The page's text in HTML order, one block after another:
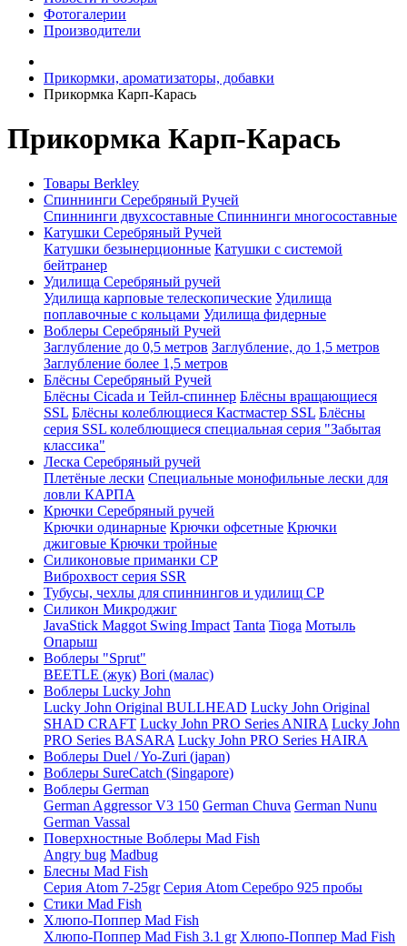
Фотогалерии
Производители
Прикормки, ароматизаторы, добавки
Прикормка Карп-Карась
Прикормка Карп-Карась
Товары Berkley
Спиннинги Серебряный Ручей
Спиннинги двухсоставные Спиннинги многосоставные
Катушки Серебряный Ручей
Катушки безынерционные Катушки с системой
бейтранер
Удилища Серебряный ручей
Удилища карповые телескопические Удилища
поплавочные с кольцами Удилища фидерные
Воблеры Серебряный Ручей
Заглубление до 0,5 метров Заглубление, до 1,5 метров
Заглубление более 1,5 метров
Блёсны Серебряный Ручей
Блёсны Cicada и Тейл-спиннер Блёсны вращающиеся
SSL Блёсны колеблющиеся Кастмастер SSL Блёсны
серия SSL колеблющиеся специальная серия "Забытая
классика"
Леска Серебряный ручей
Плетёные лески Специальные монофильные лески для
ловли КАРПА
Крючки Серебряный ручей
Крючки одинарные Крючки офсетные Крючки
джиговые Крючки тройные
Силиконовые приманки СР
Виброхвост серия SSR
Тубусы, чехлы для спиннингов и удилищ СР
Силикон Микроджиг
JavaStick Maggot Swing Impact Tanta Tioga Мотыль
Опарыш
Воблеры "Sprut"
BEETLE (жук) Bori (малас)
Воблеры Lucky John
Lucky John Original BULLHEAD Lucky John Original
SHAD CRAFT Lucky John PRO Series ANIRA Lucky John
PRO Series BASARA Lucky John PRO Series HAIRA
Воблеры Duel / Yo-Zuri (japan)
Воблеры SureCatch (Singapore)
Воблеры German
German Aggressor V3 150 German Chuva German Nunu
German Vassal
Поверхностные Воблеры Mad Fish
Angry bug Madbug
Блесны Mad Fish
Серия Atom 7-25gr Серия Atom Серебро 925 пробы
Стики Mad Fish
Хлюпо-Поппер Mad Fish
Хлюпо-Поппер Mad Fish 3.1 gr Хлюпо-Поппер Mad Fish